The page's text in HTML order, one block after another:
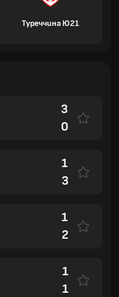
Туреччина Ю21
3
0
1
3
1
2
1
1